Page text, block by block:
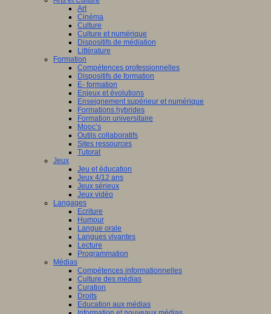
Art
Cinéma
Culture
Culture et numérique
Dispositifs de médiation
Littérature
Formation
Compétences professionnelles
Dispositifs de formation
E- formation
Enjeux et évolutions
Enseignement supérieur et numérique
Formations hybrides
Formation universitaire
Mooc’s
Outils collaboratifs
Sites ressources
Tutorat
Jeux
Jeu et éducation
Jeux 4/12 ans
Jeux sérieux
Jeux vidéo
Langages
Ecriture
Humour
Langue orale
Langues vivantes
Lecture
Programmation
Médias
Compétences informationnelles
Culture des médias
Curation
Droits
Education aux médias